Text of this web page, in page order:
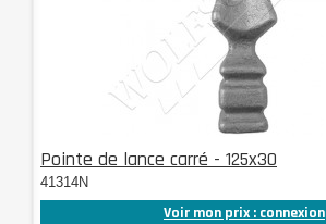
Pointe de lance carré - 125x30
41314N
Voir mon prix : connexion